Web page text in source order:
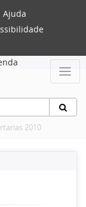
Ajuda
2010